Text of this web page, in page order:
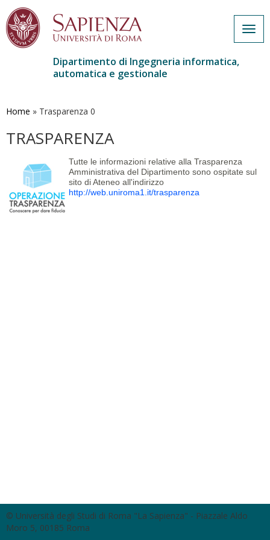
contenuto
Dipartimento di Ingegneria informatica,
automatica e gestionale
Home » Trasparenza 0
TRASPARENZA
Tutte le informazioni relative alla Trasparenza
Amministrativa del Dipartimento sono ospitate sul
sito di Ateneo all'indirizzo
http://web.uniroma1.it/trasparenza
© Università degli Studi di Roma "La Sapienza" - Piazzale Aldo
Moro 5, 00185 Roma